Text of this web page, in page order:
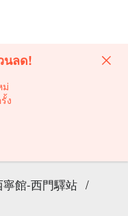
นลด!
ม่
ง
館-西門驛站 /